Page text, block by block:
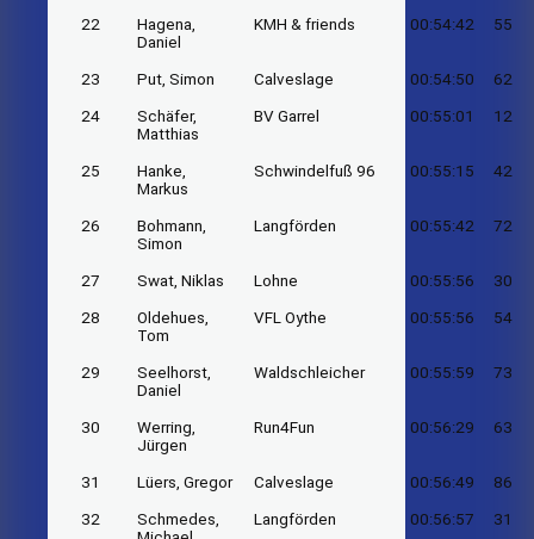
22
Hagena,
Daniel
KMH & friends 00:54:42 55
23 Put, Simon Calveslage 00:54:50 62
24
Schäfer,
Matthias
BV Garrel 00:55:01 12
25
Hanke,
Markus
Schwindelfuß 96 00:55:15 42
26
Bohmann,
Simon
Langförden 00:55:42 72
27 Swat, Niklas Lohne 00:55:56 30
28
Oldehues,
Tom
VFL Oythe 00:55:56 54
29
Seelhorst,
Daniel
Waldschleicher 00:55:59 73
30
Werring,
Jürgen
Run4Fun 00:56:29 63
31 Lüers, Gregor Calveslage 00:56:49 86
32
Schmedes,
Langförden 00:56:57 31